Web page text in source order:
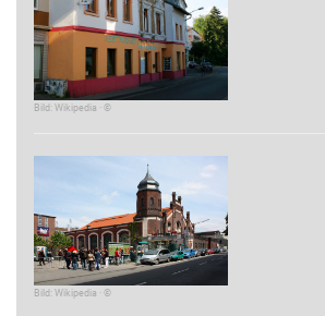
Bild: Wikipedia · ©
Bild: Wikipedia · ©